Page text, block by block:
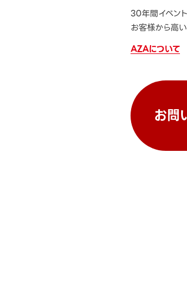
30年間イベン
お客様から高
AZAについて
お問